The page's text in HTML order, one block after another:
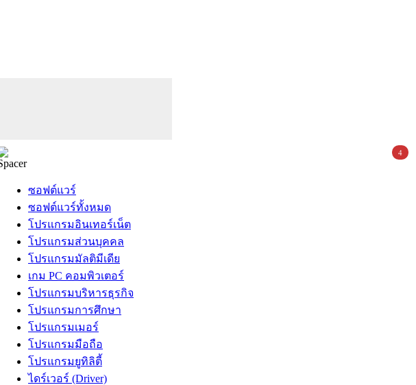
ซอฟต์แวร์
ซอฟต์แวร์ทั้งหมด
โปรแกรมอินเทอร์เน็ต
โปรแกรมส่วนบุคคล
โปรแกรมมัลติมีเดีย
เกม PC คอมพิวเตอร์
โปรแกรมบริหารธุรกิจ
โปรแกรมการศึกษา
โปรแกรมเมอร์
โปรแกรมมือถือ
โปรแกรมยูทิลิตี้
ไดร์เวอร์ (Driver)
4